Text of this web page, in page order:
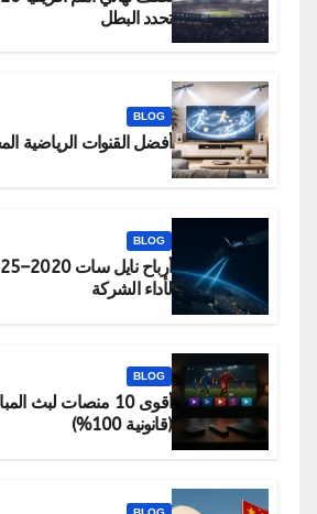
تحدد البطل
BLOG
أفضل القنوات الرياضية
BLOG
لأداء الشركة
BLOG
(قانونية 100%)